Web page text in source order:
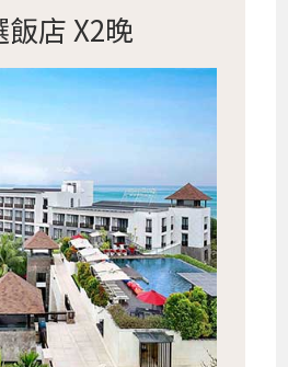
飯店 X2晚